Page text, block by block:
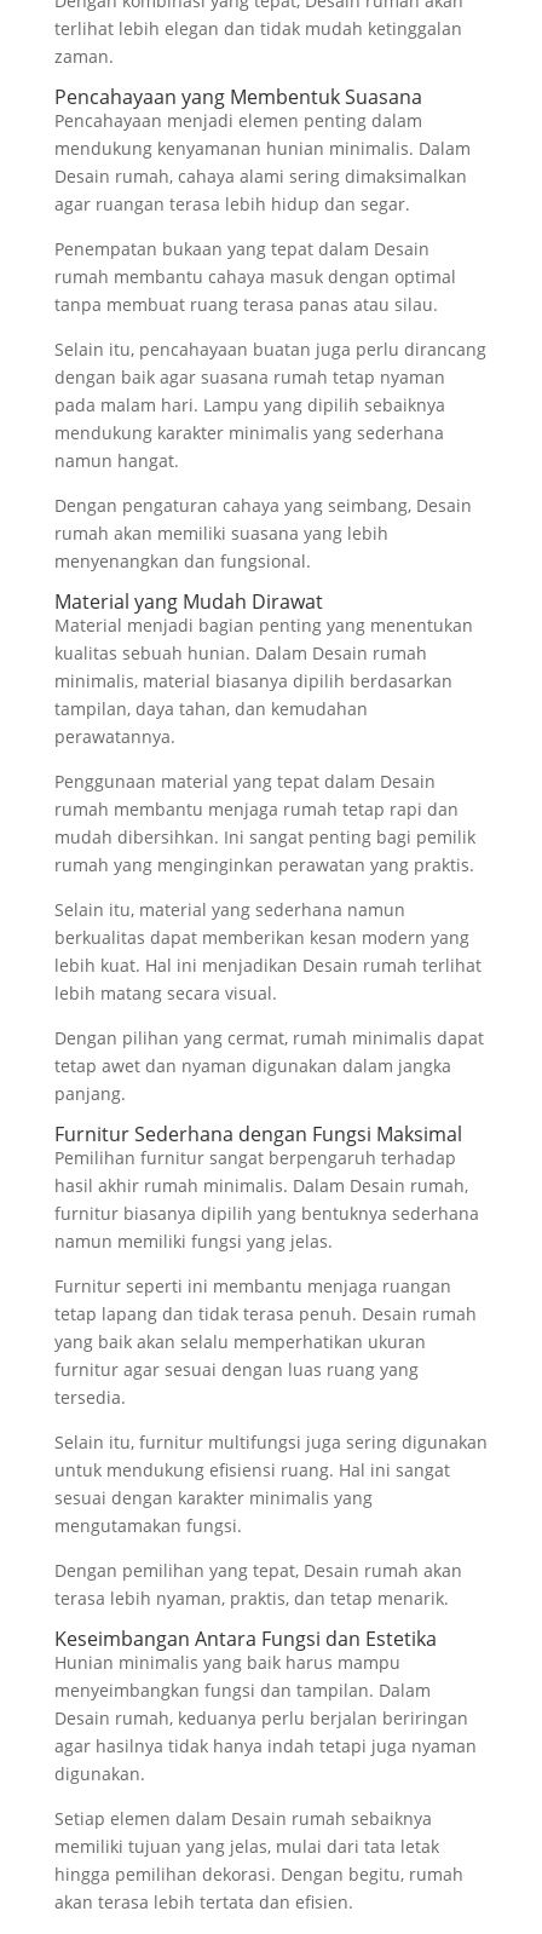
terlihat lebih elegan dan tidak mudah ketinggalan
zaman.
Pencahayaan yang Membentuk Suasana
Pencahayaan menjadi elemen penting dalam
mendukung kenyamanan hunian minimalis. Dalam
Desain rumah, cahaya alami sering dimaksimalkan
agar ruangan terasa lebih hidup dan segar.
Penempatan bukaan yang tepat dalam Desain
rumah membantu cahaya masuk dengan optimal
tanpa membuat ruang terasa panas atau silau.
Selain itu, pencahayaan buatan juga perlu dirancang
dengan baik agar suasana rumah tetap nyaman
pada malam hari. Lampu yang dipilih sebaiknya
mendukung karakter minimalis yang sederhana
namun hangat.
Dengan pengaturan cahaya yang seimbang, Desain
rumah akan memiliki suasana yang lebih
menyenangkan dan fungsional.
Material yang Mudah Dirawat
Material menjadi bagian penting yang menentukan
kualitas sebuah hunian. Dalam Desain rumah
minimalis, material biasanya dipilih berdasarkan
tampilan, daya tahan, dan kemudahan
perawatannya.
Penggunaan material yang tepat dalam Desain
rumah membantu menjaga rumah tetap rapi dan
mudah dibersihkan. Ini sangat penting bagi pemilik
rumah yang menginginkan perawatan yang praktis.
Selain itu, material yang sederhana namun
berkualitas dapat memberikan kesan modern yang
lebih kuat. Hal ini menjadikan Desain rumah terlihat
lebih matang secara visual.
Dengan pilihan yang cermat, rumah minimalis dapat
tetap awet dan nyaman digunakan dalam jangka
panjang.
Furnitur Sederhana dengan Fungsi Maksimal
Pemilihan furnitur sangat berpengaruh terhadap
hasil akhir rumah minimalis. Dalam Desain rumah,
furnitur biasanya dipilih yang bentuknya sederhana
namun memiliki fungsi yang jelas.
Furnitur seperti ini membantu menjaga ruangan
tetap lapang dan tidak terasa penuh. Desain rumah
yang baik akan selalu memperhatikan ukuran
furnitur agar sesuai dengan luas ruang yang
tersedia.
Selain itu, furnitur multifungsi juga sering digunakan
untuk mendukung efisiensi ruang. Hal ini sangat
sesuai dengan karakter minimalis yang
mengutamakan fungsi.
Dengan pemilihan yang tepat, Desain rumah akan
terasa lebih nyaman, praktis, dan tetap menarik.
Keseimbangan Antara Fungsi dan Estetika
Hunian minimalis yang baik harus mampu
menyeimbangkan fungsi dan tampilan. Dalam
Desain rumah, keduanya perlu berjalan beriringan
agar hasilnya tidak hanya indah tetapi juga nyaman
digunakan.
Setiap elemen dalam Desain rumah sebaiknya
memiliki tujuan yang jelas, mulai dari tata letak
hingga pemilihan dekorasi. Dengan begitu, rumah
akan terasa lebih tertata dan efisien.